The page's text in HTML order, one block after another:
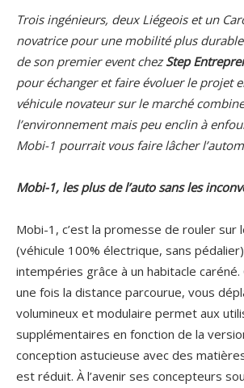
Trois ingénieurs, deux Liégeois et un
novatrice pour une mobilité plus
de son premier event chezStep
pour échanger et faire évoluer le projet
véhicule novateur sur le marché
l’environnement mais peu enclin à
Mobi-1 pourrait vous faire lâcher
Mobi-1, les plus de l’auto sans les
Mobi-1, c’est la promesse de rouler
(véhicule 100% électrique, sans
intempéries grâce à un habitacle
une fois la distance parcourue, vous
volumineux et modulaire permet aux
supplémentaires en fonction de la
conception astucieuse avec des
est réduit. À l’avenir ses concepteurs